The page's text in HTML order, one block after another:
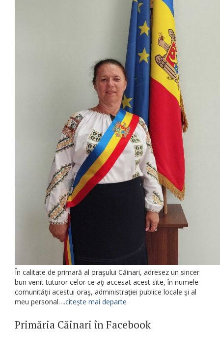
În calitate de primară al oraşului Căinari, adresez un sincer
bun venit tuturor celor ce aţi accesat acest site, în numele
comunităţii acestui oraş, administraţiei publice locale şi al
meu personal….citește mai departe
Primăria Căinari în Facebook